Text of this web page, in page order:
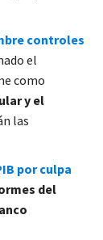
controles
el
como
y el
las
por culpa
del